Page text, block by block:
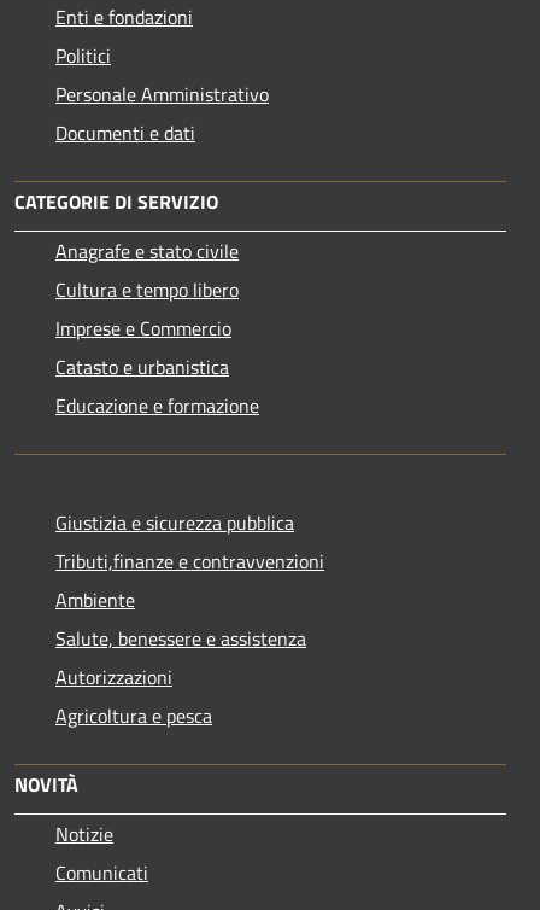
Enti e fondazioni
Politici
Personale Amministrativo
Documenti e dati
CATEGORIE DI SERVIZIO
Anagrafe e stato civile
Cultura e tempo libero
Imprese e Commercio
Catasto e urbanistica
Educazione e formazione
Giustizia e sicurezza pubblica
Tributi,finanze e contravvenzioni
Ambiente
Salute, benessere e assistenza
Autorizzazioni
Agricoltura e pesca
NOVITÀ
Notizie
Comunicati